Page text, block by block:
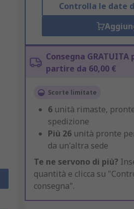
Controlla le date
Consegna
partire da 60,00 €
Scorte limitate
6 unità rimaste,
spedizione
Più 26 unità pronte
da un'altra sede
Te ne servono di più?
quantità e clicca su
consegna".